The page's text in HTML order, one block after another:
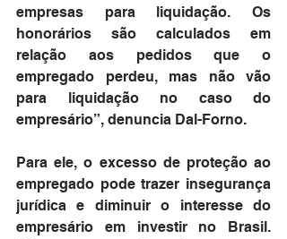
empresas para liquidação. Os
honorários são calculados em
relação aos pedidos que o
empregado perdeu, mas não vão
para liquidação no caso do
empresário”, denuncia Dal-Forno.
Para ele, o excesso de proteção ao
empregado pode trazer insegurança
jurídica e diminuir o interesse do
empresário em investir no Brasil.